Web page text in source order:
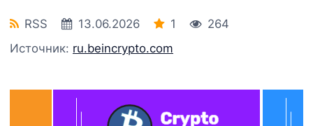
RSS 13.06.2026 1
264
Источник: ru.beincrypto.com